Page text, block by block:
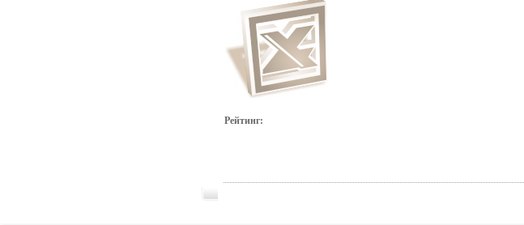
Рейтинг: